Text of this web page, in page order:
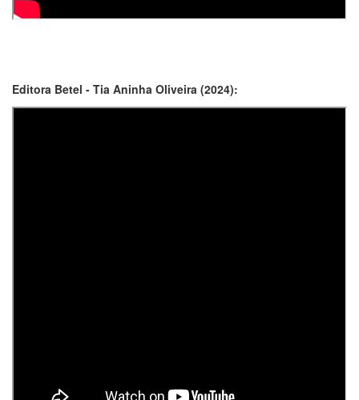
Editora Betel - Tia Aninha Oliveira (2024):